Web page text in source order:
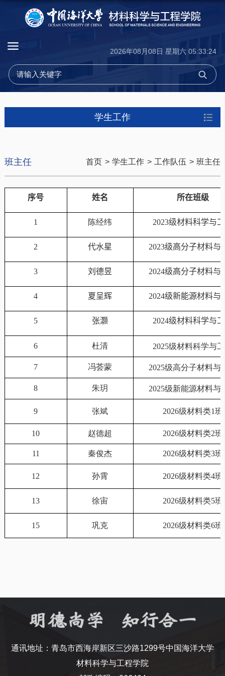
2026年08月08日 星期六 05:33:24
学生工作
首页 > 学生工作 > 工作队伍 > 班主任
班主任
序号 姓名 所在班级
1 陈经纬 2023级材料科学与
2 代水星 2023级高分子材料与
3 刘德昱 2024级高分子材料与
4 夏呈辉 2024级新能源材料与
5 张灏 2024级材料科学与
6 杜清 2025级材料科学与
7 冯荟蒙 2025级高分子材料与
8 朱玥 2025级新能源材料与
9 张斌 2026级材料类1班
10 赵德超 2026级材料类2班
11 秦俊杰 2026级材料类3班
12 孙霄 2026级材料类4班
13 徐宙 2026级材料类5班
15 巩克 2026级材料类6班
通讯地址：青岛市西海岸新区三沙路1299号中国海洋大学
材料科学与工程学院